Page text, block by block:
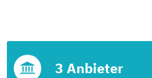
3 Anbieter